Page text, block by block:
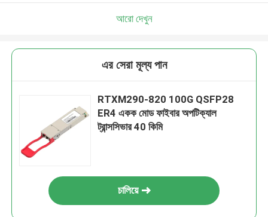
আরো দেখুন
এর সেরা মূল্য পান
RTXM290-820 100G QSFP28
ER4 একক মোড ফাইবার অপটিক্যাল
ট্রান্সসিভার 40 কিমি
চালিয়ে